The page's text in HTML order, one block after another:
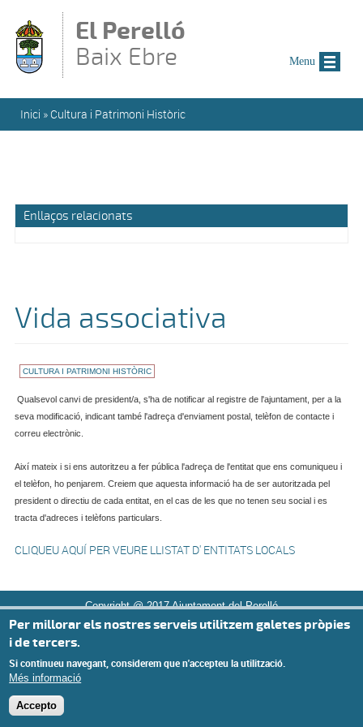
El Perelló
Baix Ebre
Esteu aquí
Inici » Cultura i Patrimoni Històric
Enllaços relacionats
Vida associativa
CULTURA I PATRIMONI HISTÒRIC
Qualsevol canvi de president/a, s'ha de notificar al registre de l'ajuntament, per a la
seva modificació, indicant també l'adreça d'enviament postal, telèfon de contacte i
correu electrònic.
Així mateix i si ens autoritzeu a fer pública l'adreça de l'entitat que ens comuniqueu i
el telèfon, ho penjarem. Creiem que aquesta informació ha de ser autoritzada pel
president o directiu de cada entitat, en el cas de les que no tenen seu social i es
tracta d'adreces i telèfons particulars.
CLIQUEU AQUÍ PER VEURE LLISTAT D' ENTITATS LOCALS
Copyright @ 2017 Ajuntament del Perelló
Menu
Per millorar els nostres serveis utilitzem galetes pròpies
i de tercers.
Si continueu navegant, considerem que n'accepteu la utilització.
Més informació
Accepto